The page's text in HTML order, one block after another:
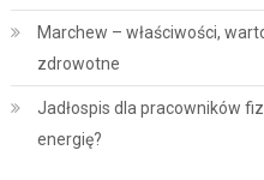
Marchew – właściwości,
zdrowotne
Jadłospis dla pracowników
energię?